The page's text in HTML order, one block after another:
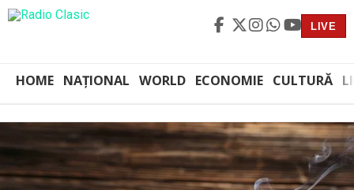
LIVE
HOME NAȚIONAL WORLD ECONOMIE CULTURĂ